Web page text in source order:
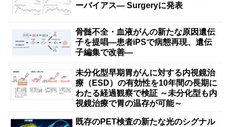
ーバイアス— Surgeryに発表
骨髄不全・血液がんの新たな原因遺伝
子を提唱―患者iPSで病態再現、遺伝
子編集で改善―
未分化型早期胃がんに対する内視鏡治
療（ESD）の有効性を10年間の長期に
わたる経過観察で検証 ～未分化型も内
視鏡治療で胃の温存が可能～
既存のPET検査の新たな光のシグナル